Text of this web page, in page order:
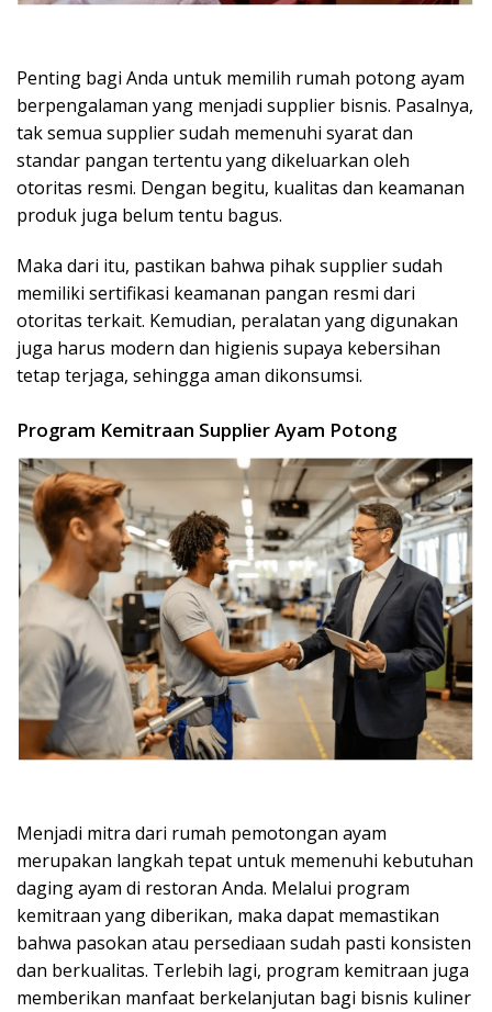
Penting bagi Anda untuk memilih rumah potong ayam
berpengalaman yang menjadi supplier bisnis. Pasalnya,
tak semua supplier sudah memenuhi syarat dan
standar pangan tertentu yang dikeluarkan oleh
otoritas resmi. Dengan begitu, kualitas dan keamanan
produk juga belum tentu bagus.
Maka dari itu, pastikan bahwa pihak supplier sudah
memiliki sertifikasi keamanan pangan resmi dari
otoritas terkait. Kemudian, peralatan yang digunakan
juga harus modern dan higienis supaya kebersihan
tetap terjaga, sehingga aman dikonsumsi.
Program Kemitraan Supplier Ayam Potong
Menjadi mitra dari rumah pemotongan ayam
merupakan langkah tepat untuk memenuhi kebutuhan
daging ayam di restoran Anda. Melalui program
kemitraan yang diberikan, maka dapat memastikan
bahwa pasokan atau persediaan sudah pasti konsisten
dan berkualitas. Terlebih lagi, program kemitraan juga
memberikan manfaat berkelanjutan bagi bisnis kuliner